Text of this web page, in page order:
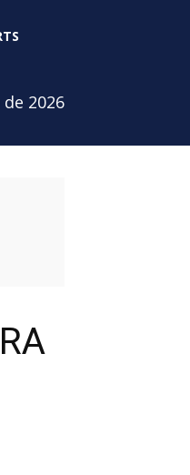
2026